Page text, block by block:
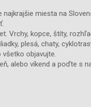
najkrajšie miesta na
Vrchy, kopce, štíty,
plesá, chaty,
všetko objavujte.
alebo víkend a poďte s